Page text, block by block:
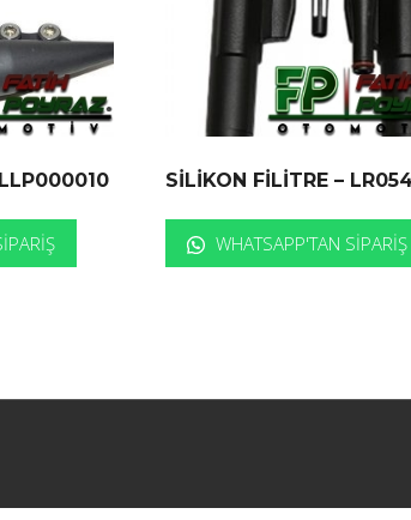
SİLİKON FİLİTRE –
WHATSAPP'TAN SIPARIŞ